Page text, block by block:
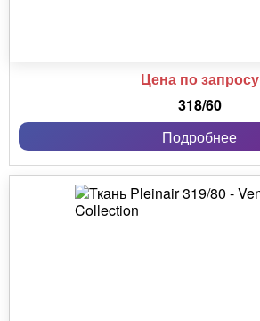
Цена по запросу
318/60
Подробнее